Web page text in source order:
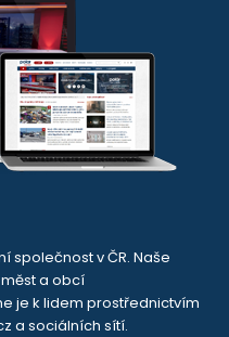
společnost v ČR. Naše
a obcí
je k lidem prostřednictvím
a sociálních sítí.